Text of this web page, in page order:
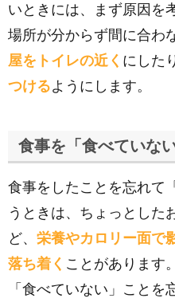
いときには、まず原因を
場所が分からず間に合わ
屋をトイレの近く にした
つけるようにします。
食事を「食べていな
食事をしたことを忘れて
うときは、ちょっとした
ど、 栄養やカロリー面で
落ち着く ことがあります。
「食べていない」ことを